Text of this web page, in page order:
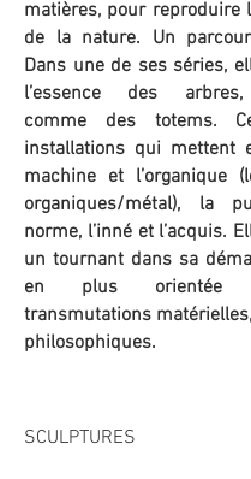
matières, pour reproduire
de la nature. Un
Dans une de ses séries,
l’essence des
comme des totems.
installations qui mettent
machine et l’organique
organiques/métal), la
norme, l’inné et l’acquis.
un tournant dans sa
en plus orientée
transmutations
philosophiques.
SCULPTURES